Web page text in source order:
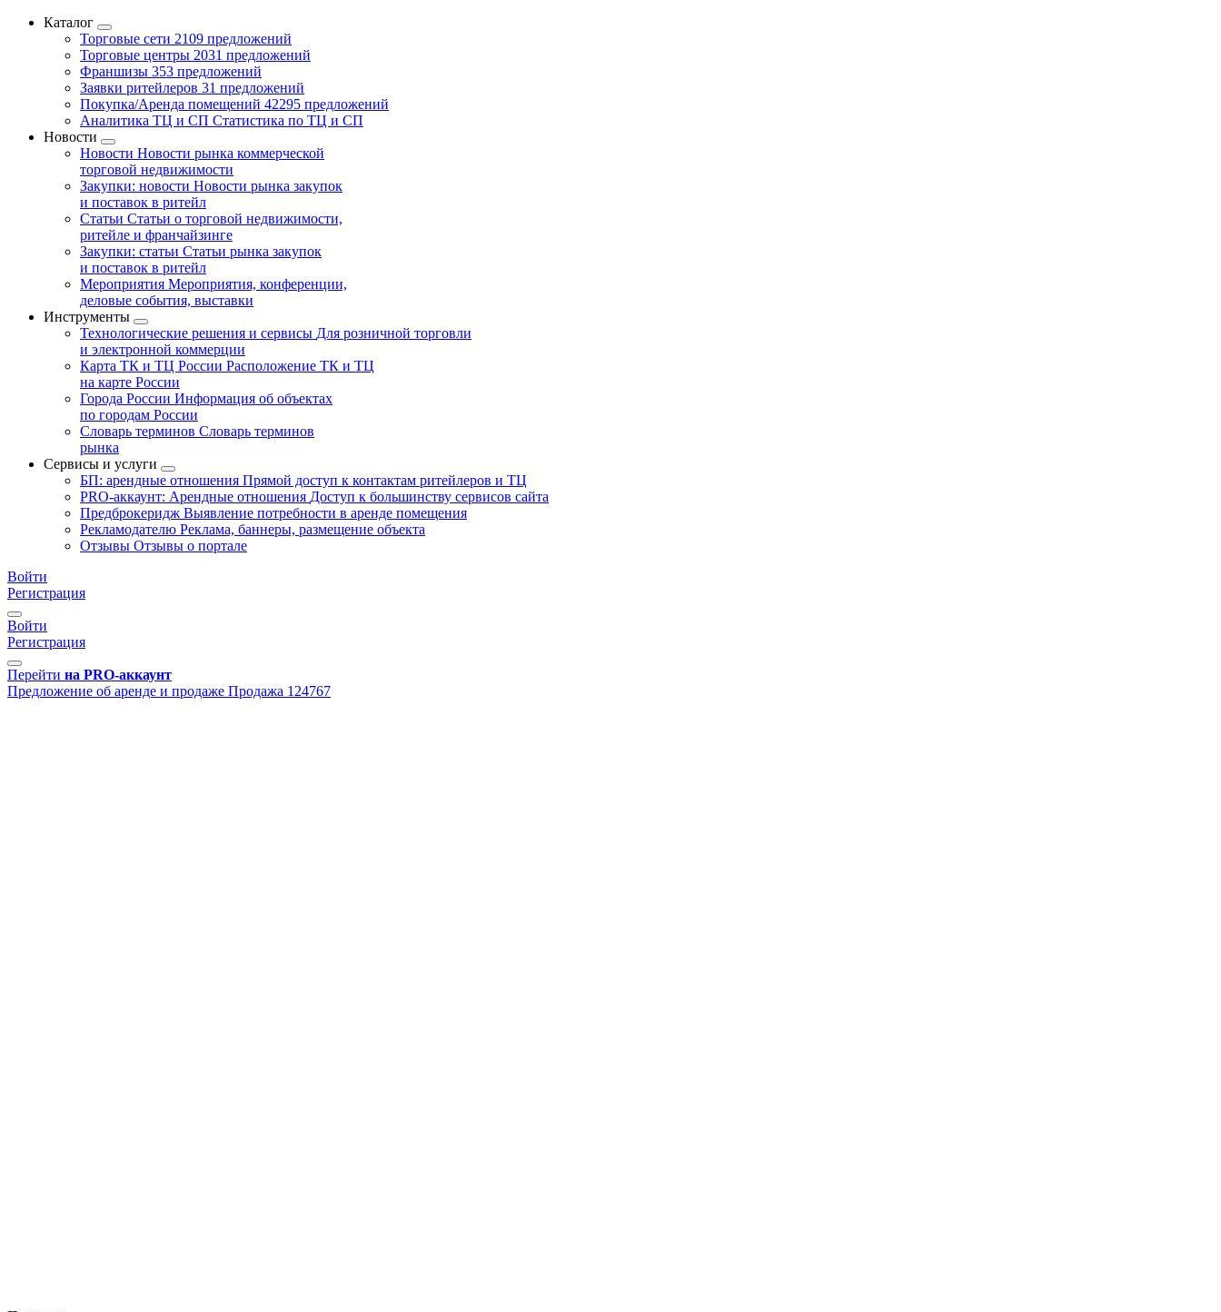
Каталог
Торговые сети 2109 предложений
Торговые центры 2031 предложений
Франшизы 353 предложений
Заявки ритейлеров 31 предложений
Покупка/Аренда помещений 42295 предложений
Аналитика ТЦ и СП Статистика по ТЦ и СП
Новости
Новости Новости рынка коммерческой
торговой недвижимости
Закупки: новости Новости рынка закупок
и поставок в ритейл
Статьи Статьи о торговой недвижимости,
ритейле и франчайзинге
Закупки: статьи Статьи рынка закупок
и поставок в ритейл
Мероприятия Мероприятия, конференции,
деловые события, выставки
Инструменты
Технологические решения и сервисы Для розничной торговли
и электронной коммерции
Карта ТК и ТЦ России Расположение ТК и ТЦ
на карте России
Города России Информация об объектах
по городам России
Словарь терминов Словарь терминов
рынка
Сервисы и услуги
БП: арендные отношения Прямой доступ к контактам ритейлеров и ТЦ
PRO-аккаунт: Арендные отношения Доступ к большинству сервисов сайта
Предброкеридж Выявление потребности в аренде помещения
Рекламодателю Реклама, баннеры, размещение объекта
Отзывы Отзывы о портале
Войти
Регистрация
Войти
Регистрация
Перейти на PRO-аккаунт
Предложение об аренде и продаже Продажа 124767